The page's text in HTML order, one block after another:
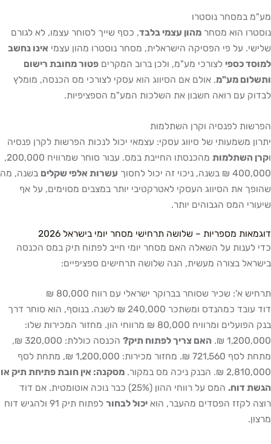
מע"מ במסחר נוסטרו
נוסטרו הוא מסחר מהון עצמי בלבד, כסף שייך לסוחר עצמו, לא לגורם
שלישי. על פי הפסיקה הישראלית, מסחר נוסטרו מהון עצמי אינו נחשב
למוסד כספי לצורכי מע"מ, ולכן ברוב המקרים פטור מחובת רישום
ותשלום מע"מ. אולם אם הסיווג הוא עסקי לצורכי מס הכנסה, מומלץ
לבדוק עם רואה חשבון את השלכות המע"מ הספציפיות.
הפרשות לפנסיה וקרן השתלמות
יתרון משמעותי של סיווג עסקי: עצמאי יכול לנכות הפרשות לקרן פנסיה
וקרן השתלמות
מהכנסתו החייבת במס. עבור סוחר שמרוויח 200,000,
400,000 ₪ בשנה, ניכוי זה יכול לחסוך
עשרות אלפי שקלים בשנה, מה
שהופך את הסיווג העסקי לאטרקטיבי יותר במצבים מסוימים, על אף
שיעורי המס הגבוהים יותר.
דוגמאות מספריות – שלושה תרחישי מסחר יומי בישראל 2026
כדי לענות על השאלה האם מסחר יומי חייב לפתוח תיק במס הכנסה
בישראל בצורה מעשית, הנה שלושה תרחישים ספציפיים:
תרחיש א': שכיר שסוחר בברוקר ישראלי עם רווח 80,000 ₪
דוד עובד כמהנדס ומשתכר 240,000 ₪ לשנה. בנוסף, הוא סוחר דרך
בנק הפועלים ומרוויח 80,000 ₪ מרווחי הון. מחזור המכירות שלו:
1,200,000 ₪.
האם צריך לפתוח תיק?
הכנסה כוללת: 320,000 ₪,
מתחת לסף 721,560 ₪. מחזור מכירות: 1,200,000 ₪, מתחת לסף
2,810,000 ₪. הבנק ניכה מס במקור.
מסקנה: אין חובת פתיחת תיק או
הגשת דוח.
המס על רווחי ההון (25%) כבר נוכה אוטומטית. אם דוד
רוצה לקזז הפסדים מהעבר, הוא יכול לבחור
לפתוח תיק 91 ולהגיש דוח
מרצון.